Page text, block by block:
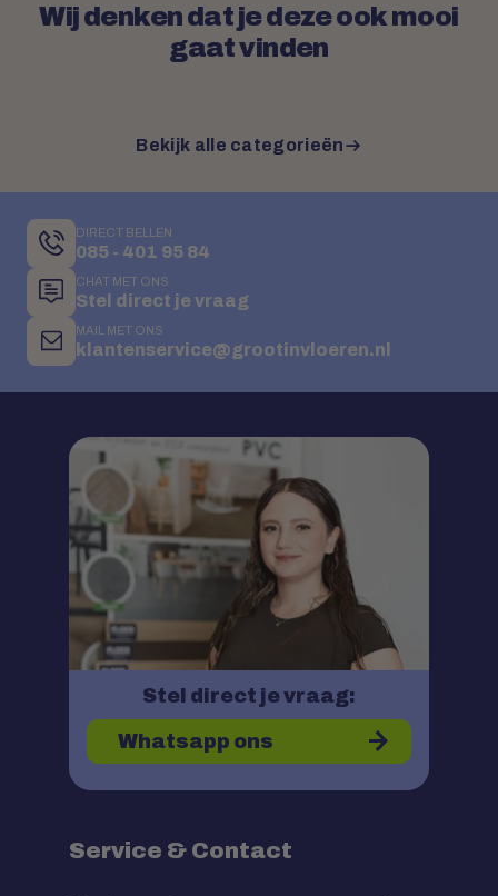
Wij denken dat je deze ook mooi
gaat vinden
Bekijk alle categorieën
DIRECT BELLEN
085 - 401 95 84
CHAT MET ONS
Stel direct je vraag
MAIL MET ONS
klantenservice@grootinvloeren.nl
Stel direct je vraag:
Whatsapp ons
Service & Contact